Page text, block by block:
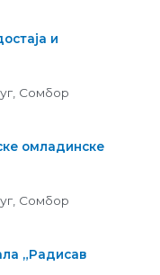
и
, Сомбор
омладинске
, Сомбор
„Радисав